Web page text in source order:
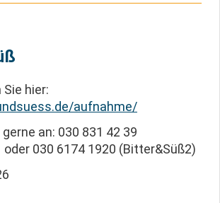
hier:
aufnahme/
an: 030 831 42 39
030 6174 1920 (Bitter&Süß2)